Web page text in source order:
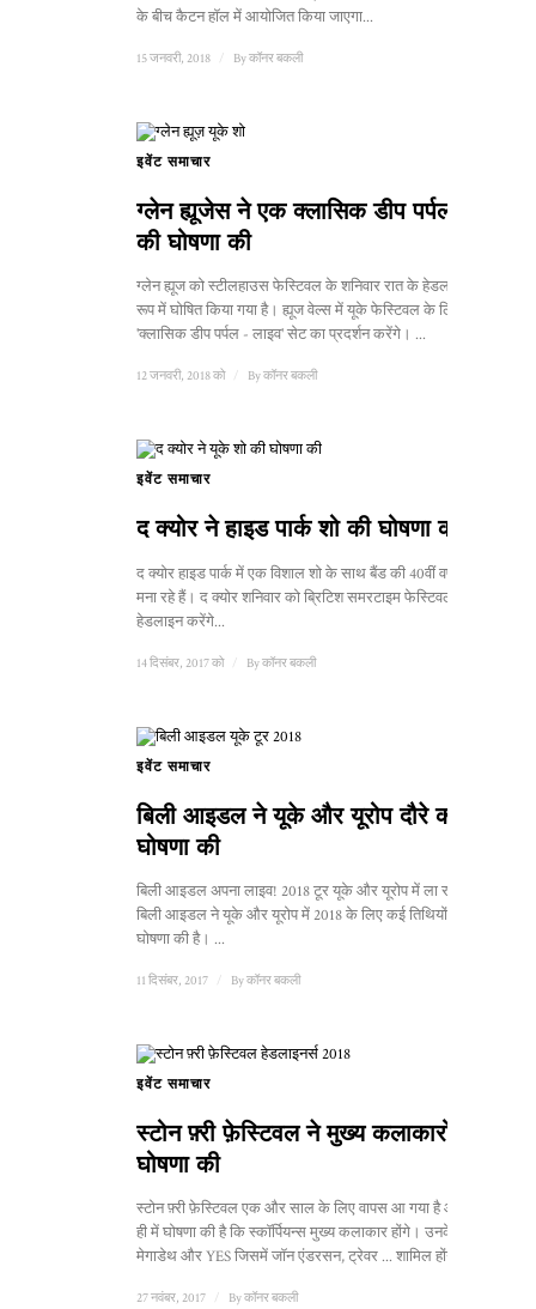
के बीच कैटन हॉल में आयोजित किया जाएगा...
15 जनवरी, 2018 Byकॉनर बकली
इवेंट समाचार
ग्लेन ह्यूजेस ने एक क्लासिक डीप पर्पल सेट
की घोषणा की
ग्लेन ह्यूज को स्टीलहाउस फेस्टिवल के शनिवार रात के हेडलाइनर के
रूप में घोषित किया गया है। ह्यूज वेल्स में यूके फेस्टिवल के लिए
'क्लासिक डीप पर्पल - लाइव' सेट का प्रदर्शन करेंगे। ...
12 जनवरी, 2018 को Byकॉनर बकली
इवेंट समाचार
द क्योर ने हाइड पार्क शो की घोषणा की
द क्योर हाइड पार्क में एक विशाल शो के साथ बैंड की 40वीं वर्षगांठ
मना रहे हैं। द क्योर शनिवार को ब्रिटिश समरटाइम फेस्टिवल में
हेडलाइन करेंगे...
14 दिसंबर, 2017 को Byकॉनर बकली
इवेंट समाचार
बिली आइडल ने यूके और यूरोप दौरे की
घोषणा की
बिली आइडल अपना लाइव! 2018 टूर यूके और यूरोप में ला रहे हैं।
बिली आइडल ने यूके और यूरोप में 2018 के लिए कई तिथियों की
घोषणा की है। ...
11 दिसंबर, 2017 Byकॉनर बकली
इवेंट समाचार
स्टोन फ़्री फ़ेस्टिवल ने मुख्य कलाकारों की
घोषणा की
स्टोन फ़्री फ़ेस्टिवल एक और साल के लिए वापस आ गया है और हाल
ही में घोषणा की है कि स्कॉर्पियन्स मुख्य कलाकार होंगे। उनके साथ
मेगाडेथ और YES जिसमें जॉन एंडरसन, ट्रेवर ... शामिल होंगे।
27 नवंबर, 2017 Byकॉनर बकली